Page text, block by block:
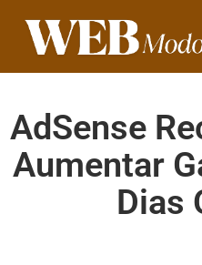
AdSense
Aumentar
Dias